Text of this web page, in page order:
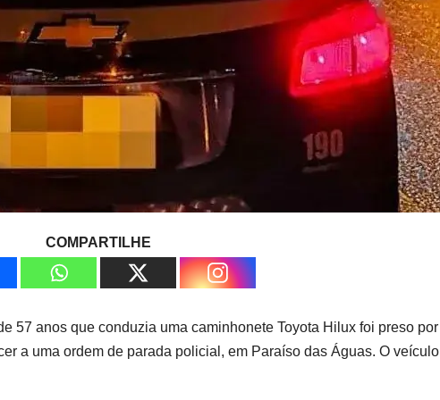
COMPARTILHE
57 anos que conduzia uma caminhonete Toyota Hilux foi preso por
a uma ordem de parada policial, em Paraíso das Águas. O veículo